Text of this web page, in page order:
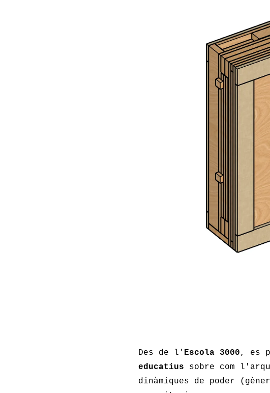
Des de l' Escola 3000, es
educatius sobre com
dinàmiques de poder